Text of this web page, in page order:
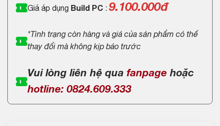
Giá áp dụng Build PC : 9.100.000đ
*Tình trạng còn hàng và giá của sản phẩm có thể
thay đổi mà không kịp báo trước
Vui lòng liên hệ qua fanpage hoặc
hotline: 0824.609.333